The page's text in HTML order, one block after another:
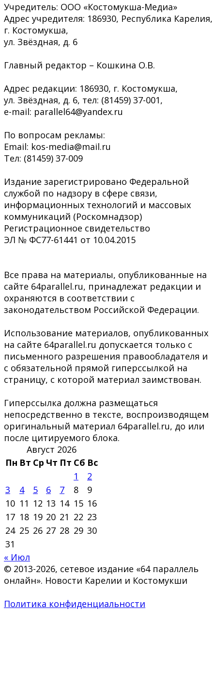
Учредитель: ООО «Костомукша-Медиа»
Адрес учредителя: 186930, Республика Карелия,
г. Костомукша,
ул. Звёздная, д. 6
Главный редактор – Кошкина О.В.
Адрес редакции: 186930, г. Костомукша,
ул. Звёздная, д. 6, тел: (81459) 37-001,
e-mail: parallel64@yandex.ru
По вопросам рекламы:
Email: kos-media@mail.ru
Тел: (81459) 37-009
Издание зарегистрировано Федеральной
службой по надзору в сфере связи,
информационных технологий и массовых
коммуникаций (Роскомнадзор)
Регистрационное свидетельство
ЭЛ № ФС77-61441 от 10.04.2015
Все права на материалы, опубликованные на
сайте 64parallel.ru, принадлежат редакции и
охраняются в соответствии с
законодательством Российской Федерации.
Использование материалов, опубликованных
на сайте 64parallel.ru допускается только с
письменного разрешения правообладателя и
с обязательной прямой гиперссылкой на
страницу, с которой материал заимствован.
Гиперссылка должна размещаться
непосредственно в тексте, воспроизводящем
оригинальный материал 64parallel.ru, до или
после цитируемого блока.
Август 2026
Пн Вт Ср Чт Пт Сб Вс
1
2
3
4 5 6 7 8
9
10 11 12 13 14 15 16
17 18 19 20 21 22 23
24 25 26 27 28 29 30
31
« Июл
© 2013-2026, сетевое издание «64 параллель
онлайн». Новости Карелии и Костомукши
Политика конфиденциальности